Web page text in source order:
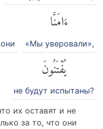
ءَامَنَّا
«Мы уверовали»,
يُفْتَنُونَ
не будут испытаны?
их оставят и не
за то, что они